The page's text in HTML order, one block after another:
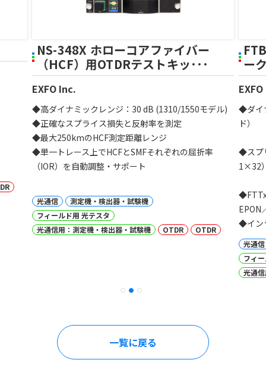
NS-348X ホローコアファイバー
（HCF）用OTDRテストキッ･･･
EXFO Inc.
◆高ダイナミックレンジ：30 dB (1310/1550モデル)
◆正確なスプライス損失と反射率を測定
◆最大250kmのHCF測定距離レンジ
◆単一トレース上でHCFとSMFそれぞれの屈折率
（IOR）を自動調整・サポート
光通信
測定機・検出器・試験機
フィールド用 光テスタ
光通信用：測定機・検出器・試験機
OTDR OTDR
ー
◆ダイ
ド）
◆スプ
1×32
◆FTTx
EPON
◆イン
光通信
フィ
光通
一覧に戻る